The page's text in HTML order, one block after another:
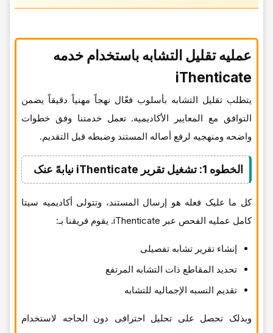
عملیهتقلیل التشابه باستخدام خدمه
iThenticate
یتطلب تقلیل التشابه بأسلوب فعّال نهجاً مهنیاً دقیقاً یضمن
التوافق مع المعاییر الأکادیمیه. تعمل خدمتنا وفق خطوات
واضحه ومنهجیه لرفع أصاله المستند وضبطه قبل التقدیم.
الخطوه 1: تشغیل تقریر iThenticate نیابهً عنک
کل ما علیک فعله هو إرسال المستند، وتتولى أکادیمیه سیتا
کامل عملیه الفحص عبر iThenticate. یقوم فریقنا بـ:
إنشاء تقریر تشابه تفصیلی
تحدید المقاطع ذات التشابه المرتفع
تقدیم النسبه الإجمالیه للتشابه
وبذلک تحصل على تحلیل احترافی دون الحاجه لاستخدام